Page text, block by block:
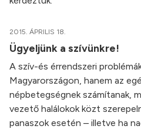
2015. ÁPRILIS 18.
Ügyeljünk a szívünkre!
A szív-és érrendszeri
Magyarországon, hanem az
népbetegségnek számítanak,
vezető halálokok közt
panaszok esetén – illetve ha